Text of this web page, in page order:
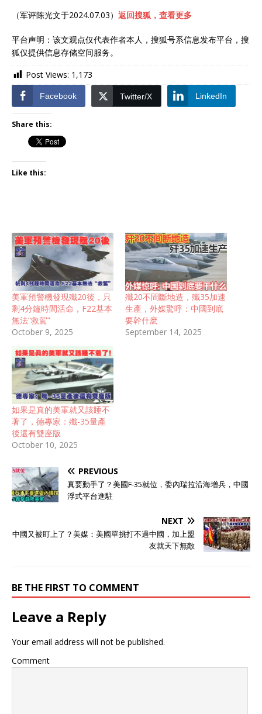
（军评陈光文于2024.07.03） 返回搜狐，查看更多
平台声明：该文观点仅代表作者本人，搜狐号系信息发布平台，搜
狐仅提供信息存储空间服务。
Post Views: 1,173
Facebook Twitter/X LinkedIn
Share this:
Like this:
美軍預警機發現殲20後，只
剩4分鐘時間活命，F22基本
無法“救駕”
October 9, 2025
殲20不間斷地造，殲35加速
生產，外媒驚呼：中國到底
要幹什麽
September 14, 2025
如果是真的美軍就又該睡不
著了，德專家：殲-35量產
後還有雙座版
October 10, 2025
PREVIOUS
真要動手了？美國F-35就位，委內瑞拉沿海增兵，中國
浮式平台進駐
NEXT
中國又被盯上了？美媒：美國單挑打不過中國，加上盟
友就天下無敵
BE THE FIRST TO COMMENT
Leave a Reply
Your email address will not be published.
Comment